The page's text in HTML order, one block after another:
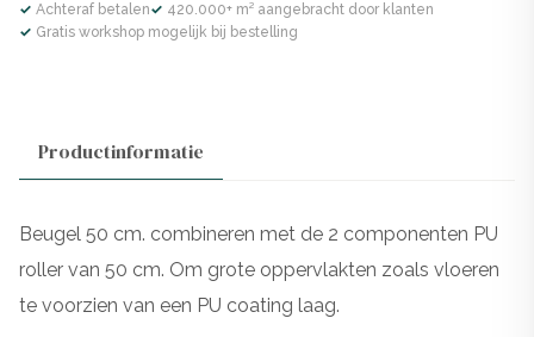
Productinformatie
Beugel 50 cm. combineren met de 2 componenten PU
roller van 50 cm. Om grote oppervlakten zoals vloeren
te voorzien van een PU coating laag.
✓ Achteraf betalen
✓ 420.000+ m² aangebracht door klanten
✓ Gratis workshop mogelijk bij bestelling